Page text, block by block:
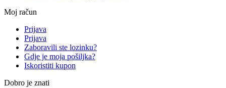
Moj račun
Prijava
Prijava
Zaboravili ste lozinku?
Gdje je moja pošiljka?
Iskoristiti kupon
Dobro je znati